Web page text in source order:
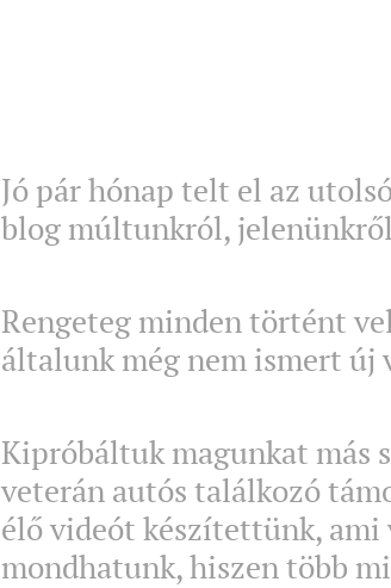
Jó pár hónap telt el az
blog múltunkról,
Rengeteg minden történt
általunk még nem ismert új
Kipróbáltuk magunkat más
veterán autós találkozó
élő videót készítettünk, ami
mondhatunk, hiszen több